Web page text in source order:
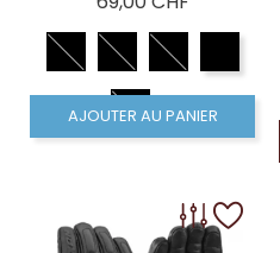
AJOUTER AU PANIER